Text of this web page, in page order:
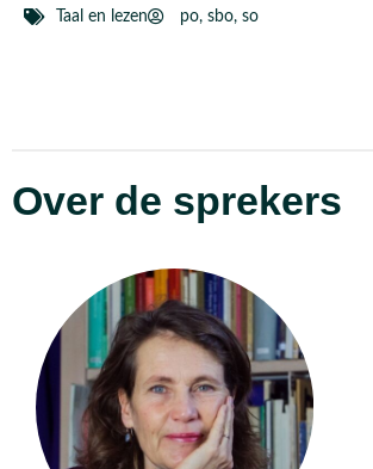
Taal en lezen po, sbo, so
Over de sprekers